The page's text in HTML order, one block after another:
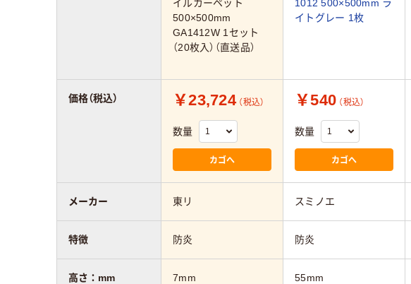
イルカーペット
500×500mm
GA1412W 1セット
（20枚入）（直送品）
1012 500×500mm ラ
イトグレー 1枚
￥23,724 （税込）
数量
カゴへ
￥540 （税込）
数量
カゴへ
東リ スミノエ
防炎 防炎
7mm 55mm
価格（税込）
メーカー
特徴
高さ：mm